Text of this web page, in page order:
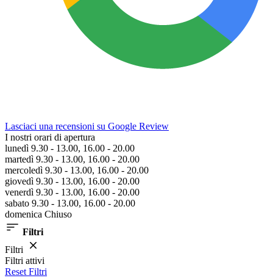
Lasciaci una recensioni su Google Review
I nostri orari di apertura
lunedì 9.30 - 13.00, 16.00 - 20.00
martedì 9.30 - 13.00, 16.00 - 20.00
mercoledì 9.30 - 13.00, 16.00 - 20.00
giovedì 9.30 - 13.00, 16.00 - 20.00
venerdì 9.30 - 13.00, 16.00 - 20.00
sabato 9.30 - 13.00, 16.00 - 20.00
domenica Chiuso
Filtri
Filtri
Filtri attivi
Reset Filtri